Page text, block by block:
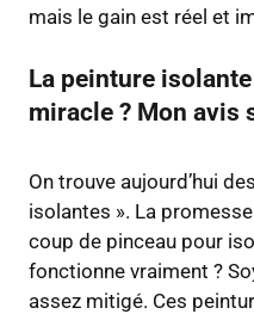
mais le gain est réel et
La peinture
miracle ? Mon avis
On trouve aujourd’hui
isolantes ». La
coup de pinceau pour
fonctionne vraiment ?
assez mitigé. Ces